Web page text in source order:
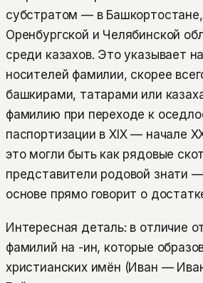
субстратом — в
Оренбургской и Челябинской
среди казахов. Это указывает
носителей фамилии, скорее
башкирами, татарами или
фамилию при переходе к
паспортизации в XIX — начале
это могли быть как рядовые
представители родовой знати
основе прямо говорит о
Интересная деталь: в отличие
фамилий на -ин, которые
христианских имён (Иван —